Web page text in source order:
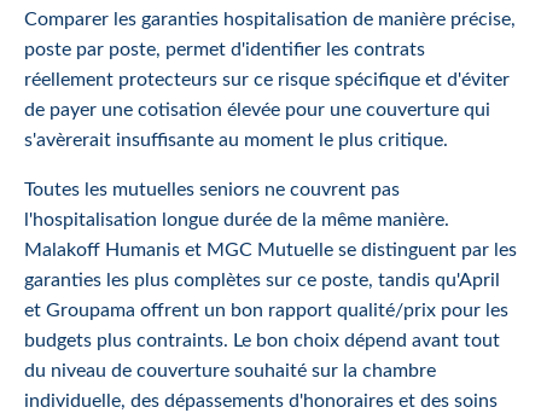
Comparer les garanties hospitalisation de manière précise,
poste par poste, permet d'identifier les contrats
réellement protecteurs sur ce risque spécifique et d'éviter
de payer une cotisation élevée pour une couverture qui
s'avèrerait insuffisante au moment le plus critique.
Toutes les mutuelles seniors ne couvrent pas
l'hospitalisation longue durée de la même manière.
Malakoff Humanis et MGC Mutuelle se distinguent par les
garanties les plus complètes sur ce poste, tandis qu'April
et Groupama offrent un bon rapport qualité/prix pour les
budgets plus contraints. Le bon choix dépend avant tout
du niveau de couverture souhaité sur la chambre
individuelle, des dépassements d'honoraires et des soins